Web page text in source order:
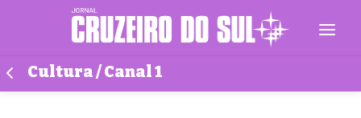
Cultura / Canal 1